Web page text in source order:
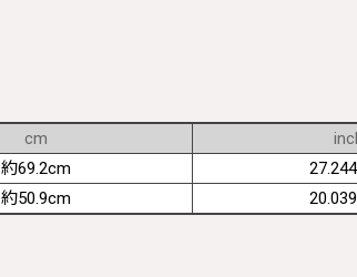
cm
約69.2cm
約50.9cm